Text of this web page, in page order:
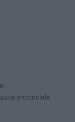
provinciale